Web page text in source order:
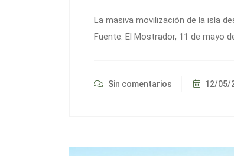
La masiva movilización de la isla
Fuente: El Mostrador, 11 de mayo
Sin comentarios 12/05/